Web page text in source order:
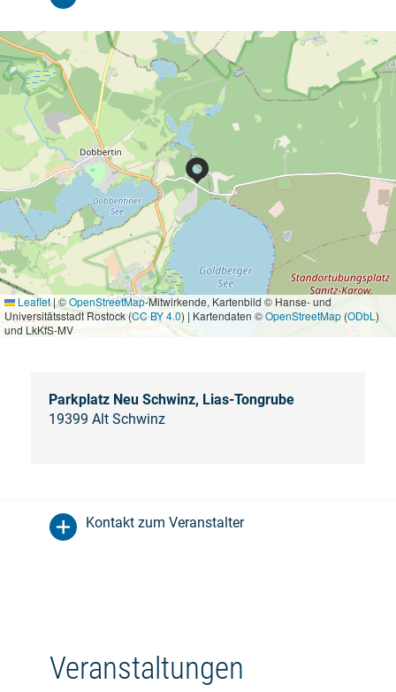
Leaflet| ©OpenStreetMap-Mitwirkende, Kartenbild © Hanse- und
Universitätsstadt Rostock (CC BY 4.0) | Kartendaten ©OpenStreetMap (ODbL )
und LkKfS-MV
Parkplatz Neu Schwinz, Lias-Tongrube
19399 Alt Schwinz
Kontakt zum Veranstalter
Veranstaltungen